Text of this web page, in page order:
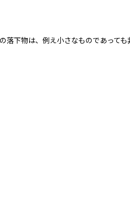
落下物は、例え小さなものであっても